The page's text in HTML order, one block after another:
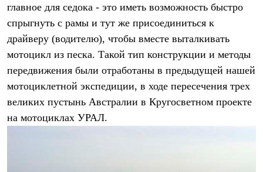
Книги
Коврики
Обувь
Ботинки
Мужская обувь
Кроссовки
Сапоги
Гамаши и бахилы
главное для седока - это иметь возможность быстро
спрыгнуть с рамы и тут же присоединиться к
драйверу (водителю), чтобы вместе выталкивать
мотоцикл из песка. Такой тип конструкции и методы
передвижения были отработаны в предыдущей нашей
мотоциклетной экспедиции, в ходе пересечения трех
великих пустынь Австралии в Кругосветном проекте
на мотоциклах УРАЛ.